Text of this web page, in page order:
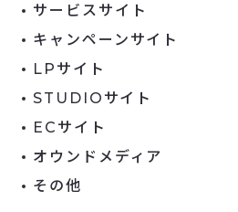
サービスサイト
キャンペーンサイト
LPサイト
STUDIOサイト
ECサイト
オウンドメディア
その他